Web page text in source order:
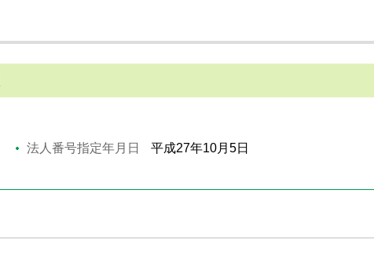
法人番号指定年月日 平成27年10月5日